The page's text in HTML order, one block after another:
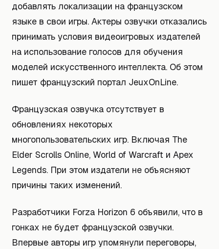
добавлять локализации на французском
языке в свои игры. Актеры озвучки отказались
принимать условия видеоигровых издателей
на использование голосов для обучения
моделей искусственного интеллекта. Об этом
пишет французский портал JeuxOnLine.
Французская озвучка отсутствует в
обновлениях некоторых
многопользовательских игр. Включая The
Elder Scrolls Online, World of Warcraft и Apex
Legends. При этом издатели не объясняют
причины таких изменений.
Разработчики Forza Horizon 6 объявили, что в
гонках не будет французской озвучки.
Впервые авторы игр упомянули переговоры,